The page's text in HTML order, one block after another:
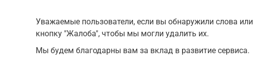
Уважаемые пользователи, если вы обнаружили слова
кнопку "Жалоба", чтобы мы могли удалить их.
Мы будем благодарны вам за вклад в развитие сервиса.